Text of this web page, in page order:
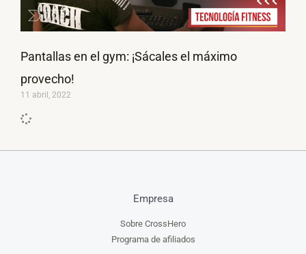
Pantallas en el gym: ¡Sácales el máximo
provecho!
11 abril, 2022
Empresa
Sobre CrossHero
Programa de afiliados